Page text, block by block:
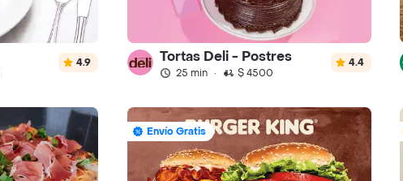
4.9 Tortas Deli - Postres
25 min · $ 4500
4.4
Envío Gratis